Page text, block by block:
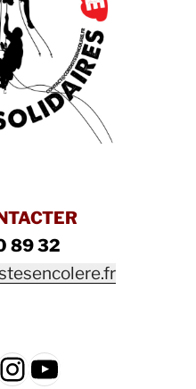
89 32
Instagram
YouTube